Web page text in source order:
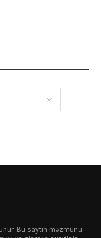
Bu saytın məzmunu